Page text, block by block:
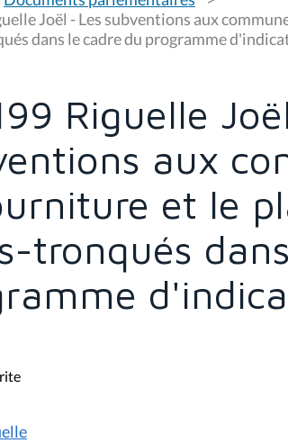
Joël - Les subventions aux
dans le cadre du programme
Riguelle
aux
et le
tronqués